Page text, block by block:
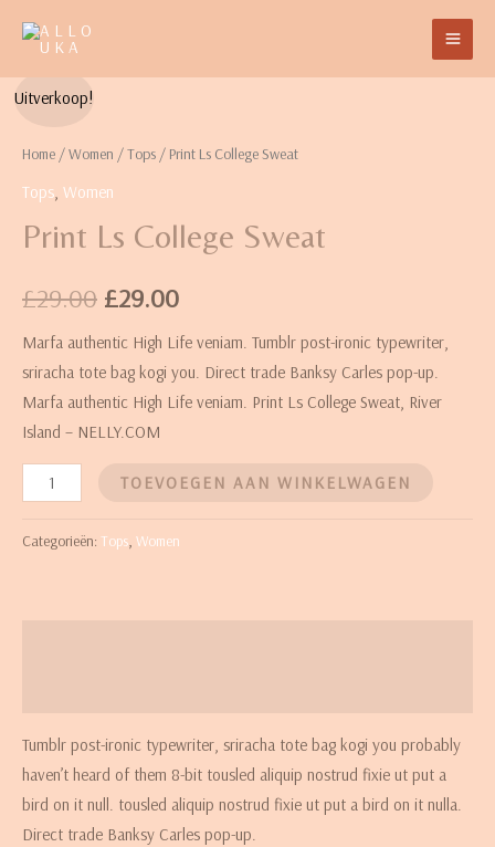
Uitverkoop!
Home /Women /Tops / Print Ls College Sweat
Tops Women
Print Ls College Sweat
£29.00 £29.00
Marfa authentic High Life veniam. Tumblr post-ironic typewriter,
sriracha tote bag kogi you. Direct trade Banksy Carles pop-up.
Marfa authentic High Life veniam. Print Ls College Sweat, River
Island – NELLY.COM
TOEVOEGEN AAN WINKELWAGEN
Categorieën: Tops Women
Tumblr post-ironic typewriter, sriracha tote bag kogi you probably
haven’t heard of them 8-bit tousled aliquip nostrud fixie ut put a
bird on it null. tousled aliquip nostrud fixie ut put a bird on it nulla.
Direct trade Banksy Carles pop-up.